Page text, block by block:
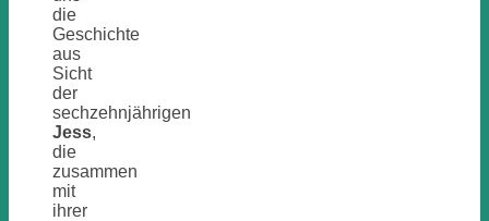
die
Geschichte
aus
Sicht
der
sechzehnjährigen
Jess,
die
zusammen
mit
ihrer